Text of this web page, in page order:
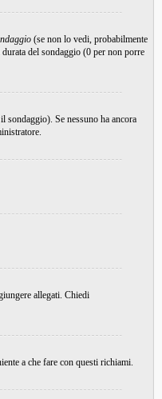
(se non lo vedi, probabilmente
del sondaggio (0 per non porre
sondaggio). Se nessuno ha ancora
allegati. Chiedi
a che fare con questi richiami.